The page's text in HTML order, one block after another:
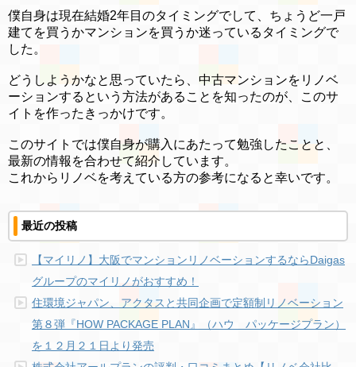
僕自身は現在結婚2年目のタイミングでして、ちょうど一戸
建てを買うかマンションを買うか迷っているタイミングで
した。
どうしようかなと思っていたら、中古マンションをリノベ
ーションするという方法があることを知ったのが、このサ
イトを作ったきっかけです。
このサイトでは僕自身が購入にあたって勉強したことと、
最新の情報を合わせて紹介しています。
これからリノベを考えている方の参考になると幸いです。
最近の投稿
【マイリノ】大阪でマンションリノベーションするならDaigas
グループのマイリノがおすすめ！
住環境ジャパン、アクタスと共同企画で定額制リノベーション
第８弾『HOW PACKAGE PLAN』（ハウ パッケージプラン）
を１２月２１日より発売